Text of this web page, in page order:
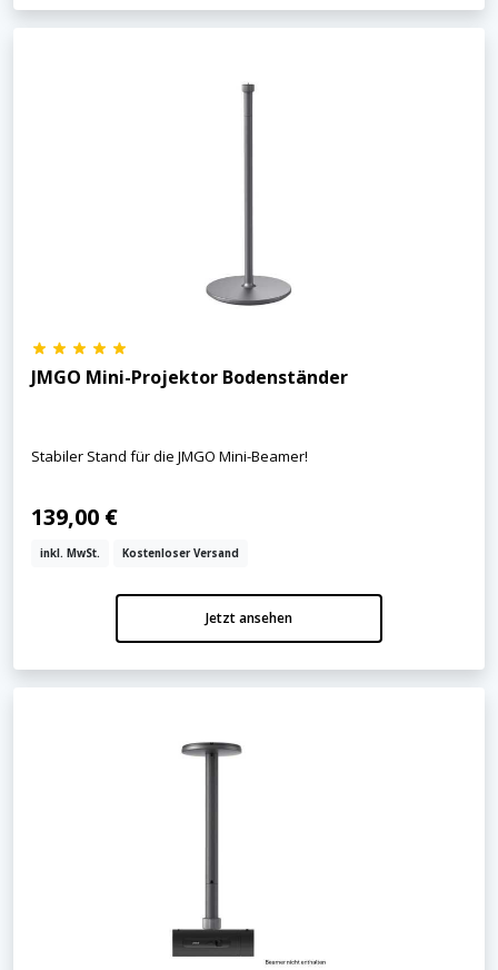
JMGO Mini-Projektor Bodenständer
Stabiler Stand für die JMGO Mini-Beamer!
139,00 €
inkl. MwSt. Kostenloser Versand
Jetzt ansehen